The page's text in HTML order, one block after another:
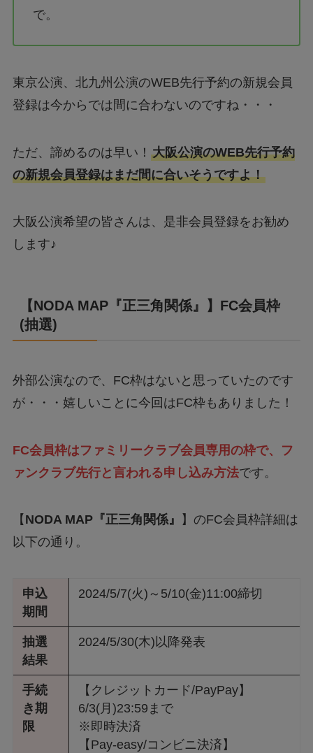
で。
東京公演、北九州公演のWEB先行予約の新規会員
登録は今からでは間に合わないのですね・・・
ただ、諦めるのは早い！ 大阪公演のWEB先行予約
の新規会員登録はまだ間に合いそうですよ！
大阪公演希望の皆さんは、是非会員登録をお勧め
します♪
【NODA MAP『正三角関係』 】 FC会員枠
(抽選)
外部公演なので、FC枠はないと思っていたのです
が・・・嬉しいことに今回はFC枠もありました！
FC会員枠はファミリークラブ会員専用の枠で、フ
ァンクラブ先行と言われる申し込み方法です。
【 NODA MAP『正三角関係』
】のFC会員枠詳細は
以下の通り。
申込
期間
2024/5/7(火)～5/10(金)11:00締切
抽選
結果
2024/5/30(木)以降発表
手続
き期
限
【クレジットカード/PayPay】
6/3(月)23:59まで
※即時決済
【Pay-easy/コンビニ決済】